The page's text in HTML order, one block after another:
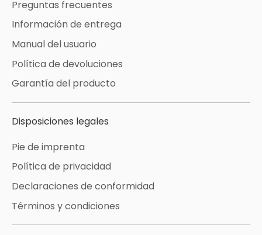
Preguntas frecuentes
Información de entrega
Manual del usuario
Política de devoluciones
Garantía del producto
Disposiciones legales
Pie de imprenta
Política de privacidad
Declaraciones de conformidad
Términos y condiciones